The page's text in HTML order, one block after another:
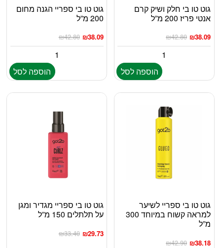
גוט טו בי חלק ושיק קרם
אנטי פריז 200 מ”ל
₪42.80 ₪38.09
הוספה לסל
גוט טו בי ספריי הגנה מחום
200 מ”ל
₪42.80 ₪38.09
הוספה לסל
גוט טו בי ספריי לשיער
למראה קשוח במיוחד 300
מ”ל
₪42.90 ₪38.18
גוט טו בי ספריי מגדיר ומגן
על תלתלים 150 מ”ל
₪33.40 ₪29.73